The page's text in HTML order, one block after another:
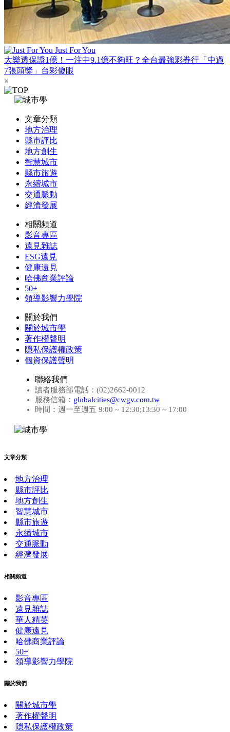
Just For You
大樂透保證1億！一注中9.1億不夠旺？全台最強彩券行「中過
7張頭獎」台彩傻眼
×
文章分類
地方治理
縣市評比
地方創生
智慧城市
縣市旅遊
永續城市
交通脈動
經濟發展
相關頻道
影音專區
遠見雜誌
ESG遠見
健康遠見
哈佛商業評論
50+
領導影響力學院
關於我們
關於城市學
著作權聲明
隱私保護權政策
個資保護聲明
聯絡我們
讀者服務部電話：(02)2662-0012
服務信箱： globalcities@cwgv.com.tw
時間：週一至週五 9:00 ~ 12:30;13:30 ~ 17:00
文章分類
地方治理
縣市評比
地方創生
智慧城市
縣市旅遊
永續城市
交通脈動
經濟發展
相關頻道
影音專區
遠見雜誌
華人精英
健康遠見
哈佛商業評論
50+
領導影響力學院
關於我們
關於城市學
著作權聲明
隱私保護權政策